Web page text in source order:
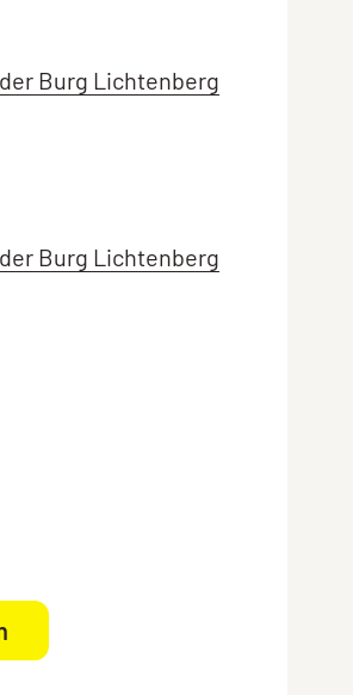
Burg Lichtenberg
Burg Lichtenberg